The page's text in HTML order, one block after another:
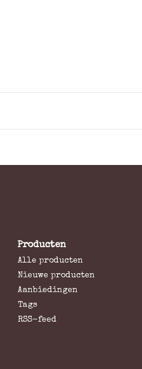
Producten
Alle producten
Nieuwe producten
Aanbiedingen
Tags
RSS-feed